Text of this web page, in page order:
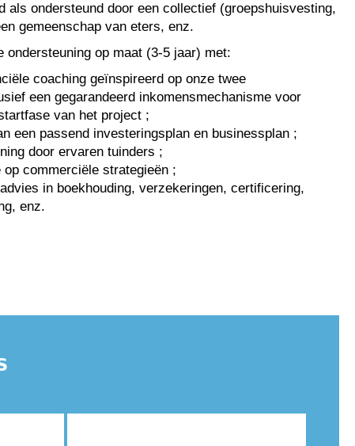
als ondersteund door een collectief (groepshuisvesting,
gemeenschap van eters, enz.
ondersteuning op maat (3-5 jaar) met:
coaching geïnspireerd op onze twee
een gegarandeerd inkomensmechanisme voor
van het project ;
een passend investeringsplan en businessplan ;
door ervaren tuinders ;
commerciële strategieën ;
in boekhouding, verzekeringen, certificering,
enz.